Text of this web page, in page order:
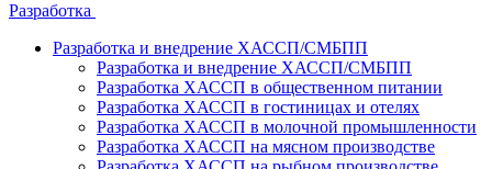
Разработка
Разработка и внедрение ХАССП/СМБПП
Разработка и внедрение ХАССП/СМБПП
Разработка ХАССП в общественном питании
Разработка ХАССП в гостиницах и отелях
Разработка ХАССП в молочной промышленности
Разработка ХАССП на мясном производстве